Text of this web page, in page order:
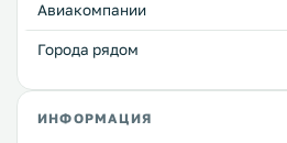
Авиакомпании
Города рядом
ИНФОРМАЦИЯ